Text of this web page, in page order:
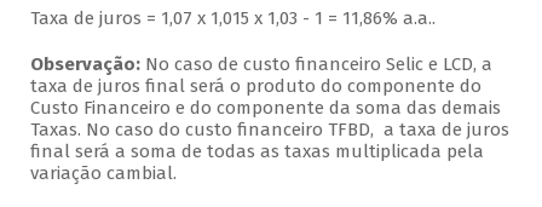
Taxa de juros = 1,07 x 1,015 x 1,03 - 1 = 11,86% a.a..
Observação:No caso de custo financeiro Selic e LCD, a
taxa de juros final será o produto do componente do
Custo Financeiro e do componente da soma das demais
Taxas. No caso do custo financeiro TFBD, a taxa de juros
final será a soma de todas as taxas multiplicada pela
variação cambial.